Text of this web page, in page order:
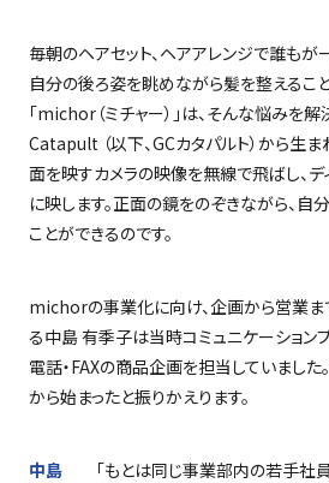
毎朝のヘアセット、ヘアアレンジで誰もが
自分の後ろ姿を眺めながら髪を整えるこ
「michor（ミチャー）」は、そんな悩みを解
Catapult （以下、GCカタパルト）から生
面を映すカメラの映像を無線で飛ばし、
に映します。正面の鏡をのぞきながら、自
ことができるのです。
michorの事業化に向け、企画から営業ま
る中島 有季子は当時コミュニケーション
電話・FAXの商品企画を担当していました
から始まったと振りかえります。
中島
「もとは同じ事業部内の若手社